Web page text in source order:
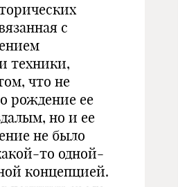
с
техники,
что не
рождение ее
но и ее
не было
то одной-
концепцией.